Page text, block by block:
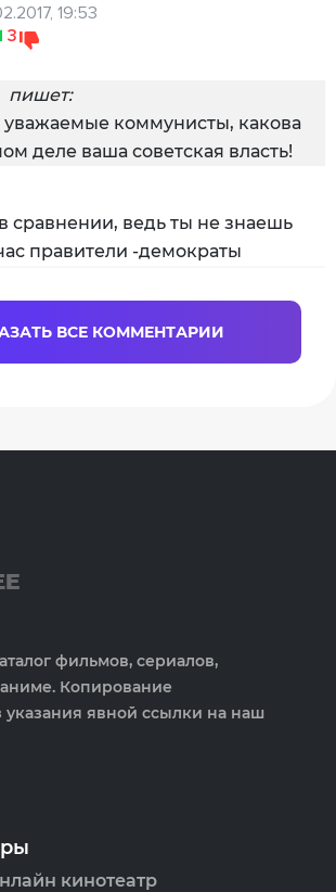
19:53
3
пишет:
уважаемые коммунисты, какова
деле ваша советская власть!
сравнении, ведь ты не знаешь
правители -демократы
ВСЕ КОММЕНТАРИИ
фильмов, сериалов,
Копирование
явной ссылки на наш
кинотеатр